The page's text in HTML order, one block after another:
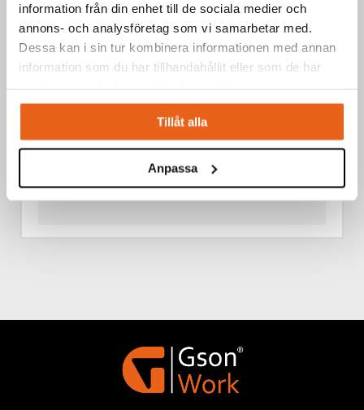
information från din enhet till de sociala medier och
annons- och analysföretag som vi samarbetar med.
Dessa kan i sin tur kombinera informationen med annan
information som du har tillhandahållit eller som de har
Tillåt alla
Anpassa